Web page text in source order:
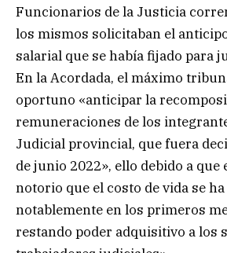
Funcionarios de la Justicia
los mismos solicitaban el
salarial que se había fijado para
En la Acordada, el máximo
oportuno «anticipar la
remuneraciones de los
Judicial provincial, que fuera
de junio 2022», ello debido a que
notorio que el costo de vida se
notablemente en los primeros
restando poder adquisitivo a los